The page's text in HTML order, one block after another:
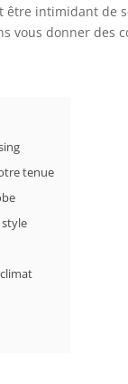
intimidant de
vous donner des
tenue